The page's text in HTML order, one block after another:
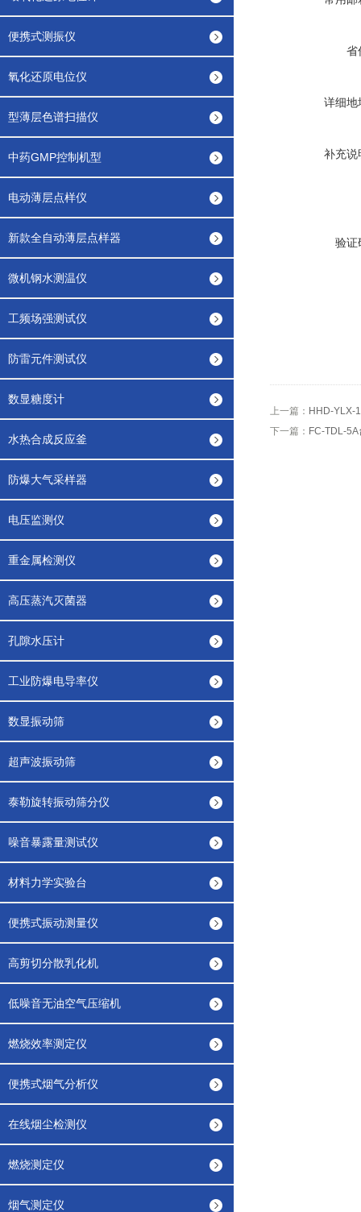
便携式测振仪
氧化还原电位仪
型薄层色谱扫描仪
中药GMP控制机型
电动薄层点样仪
新款全自动薄层点样器
微机钢水测温仪
工频场强测试仪
防雷元件测试仪
数显糖度计
水热合成反应釜
防爆大气采样器
电压监测仪
重金属检测仪
高压蒸汽灭菌器
孔隙水压计
工业防爆电导率仪
数显振动筛
超声波振动筛
泰勒旋转振动筛分仪
噪音暴露量测试仪
材料力学实验台
便携式振动测量仪
高剪切分散乳化机
低噪音无油空气压缩机
燃烧效率测定仪
便携式烟气分析仪
在线烟尘检测仪
燃烧测定仪
烟气测定仪
省
详细地
补充说
验证
上一篇： HHD-YLX-
下一篇： FC-TDL-